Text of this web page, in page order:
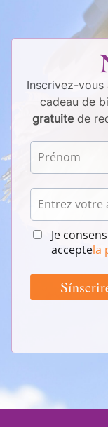
Inscrivez-
cadeau de
gratuitede